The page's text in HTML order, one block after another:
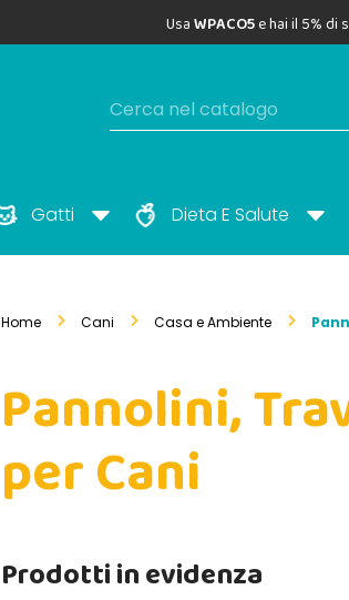
UsaWPACO5e hai il 5% di
Gatti Dieta E Salute
Home Cani Casa e Ambiente
Pannolini,
per Cani
Prodotti in evidenza